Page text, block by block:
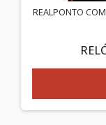
REALPONTO